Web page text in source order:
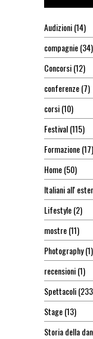
Audizioni(14)
compagnie(34)
Concorsi(12)
conferenze(7)
corsi(10)
Festival(115)
Formazione(17)
Home(50)
Italiani all'
Lifestyle(2)
mostre(11)
Photography(1)
recensioni(1)
Spettacoli
Stage(13)
Storia della